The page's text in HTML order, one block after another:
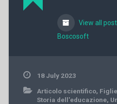
View all
Boscosoft
18 July 2023
Articolo scientifico,
Storia dell'educazione,